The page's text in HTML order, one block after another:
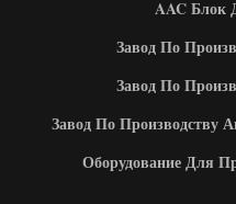
AAC Блок
Завод По
Завод По
Завод По Производству
Оборудование Для